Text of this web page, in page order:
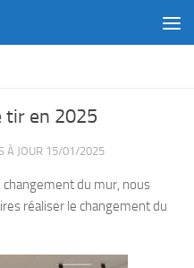
tir en 2025
À JOUR 15/01/2025
changement du mur, nous
réaliser le changement du